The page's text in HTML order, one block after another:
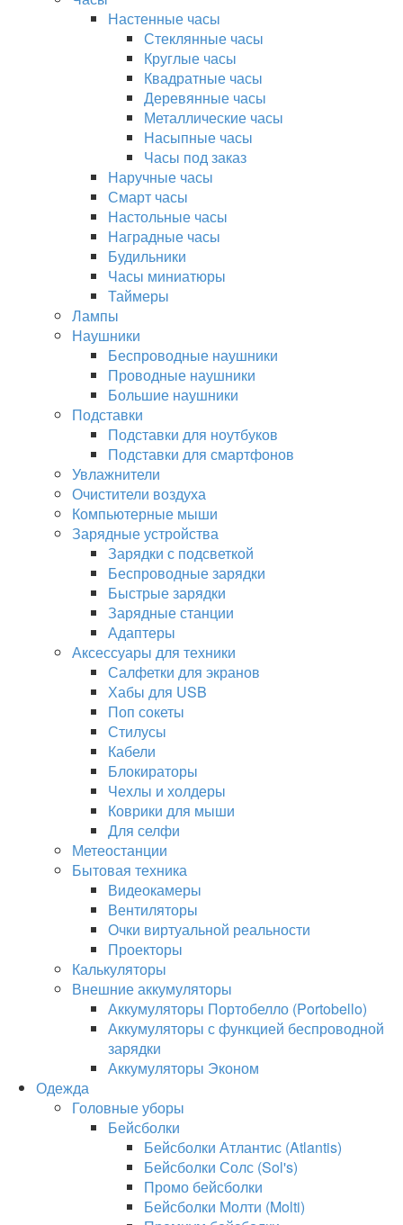
Настенные часы
Стеклянные часы
Круглые часы
Квадратные часы
Деревянные часы
Металлические часы
Насыпные часы
Часы под заказ
Наручные часы
Смарт часы
Настольные часы
Наградные часы
Будильники
Часы миниатюры
Таймеры
Лампы
Наушники
Беспроводные наушники
Проводные наушники
Большие наушники
Подставки
Подставки для ноутбуков
Подставки для смартфонов
Увлажнители
Очистители воздуха
Компьютерные мыши
Зарядные устройства
Зарядки с подсветкой
Беспроводные зарядки
Быстрые зарядки
Зарядные станции
Адаптеры
Аксессуары для техники
Салфетки для экранов
Хабы для USB
Поп сокеты
Стилусы
Кабели
Блокираторы
Чехлы и холдеры
Коврики для мыши
Для селфи
Метеостанции
Бытовая техника
Видеокамеры
Вентиляторы
Очки виртуальной реальности
Проекторы
Калькуляторы
Внешние аккумуляторы
Аккумуляторы Портобелло (Portobello)
Аккумуляторы с функцией беспроводной
зарядки
Аккумуляторы Эконом
Одежда
Головные уборы
Бейсболки
Бейсболки Атлантис (Atlantis)
Бейсболки Солс (Sol's)
Промо бейсболки
Бейсболки Молти (Molti)